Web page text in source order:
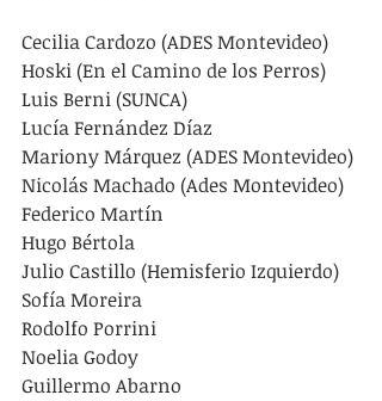
Cecilia Cardozo (ADES Montevideo)
Hoski (En el Camino de los Perros)
Luis Berni (SUNCA)
Lucía Fernández Díaz
Mariony Márquez (ADES Montevideo)
Nicolás Machado (Ades Montevideo)
Federico Martín
Hugo Bértola
Julio Castillo (Hemisferio Izquierdo)
Sofía Moreira
Rodolfo Porrini
Noelia Godoy
Guillermo Abarno